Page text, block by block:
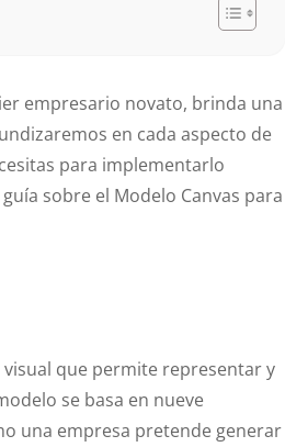
empresario novato, brinda una
en cada aspecto de
para implementarlo
sobre el Modelo Canvas para
visual que permite representar y
se basa en nueve
una empresa pretende generar